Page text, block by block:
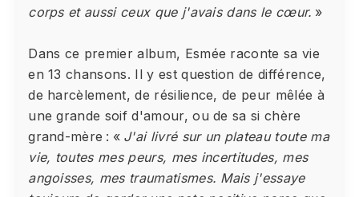
corps et aussi ceux que j'avais dans le cœur. »
Dans ce premier album, Esmée raconte sa vie
en 13 chansons. Il y est question de différence,
de harcèlement, de résilience, de peur mêlée à
une grande soif d'amour, ou de sa si chère
grand-mère : « J'ai livré sur un plateau toute ma
vie, toutes mes peurs, mes incertitudes, mes
angoisses, mes traumatismes. Mais j'essaye